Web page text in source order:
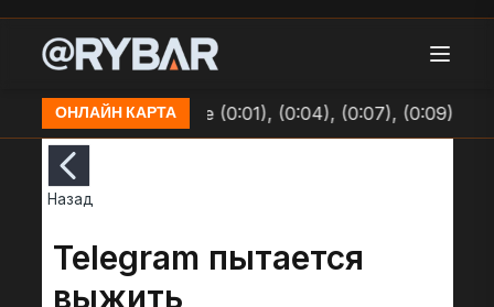
ОНЛАЙН КАРТА
ВСУ в Долинке (0:01), (0:04), (0:07), (0:09)
Назад
Telegram пытается
выжить